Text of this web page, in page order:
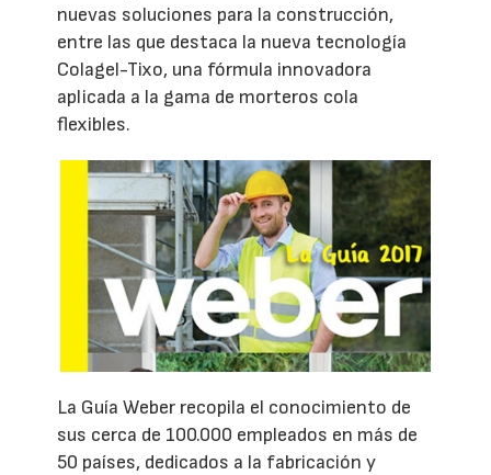
nuevas soluciones para la construcción,
entre las que destaca la nueva tecnología
Colagel-Tixo, una fórmula innovadora
aplicada a la gama de morteros cola
flexibles.
La Guía Weber recopila el conocimiento de
sus cerca de 100.000 empleados en más de
50 países, dedicados a la fabricación y